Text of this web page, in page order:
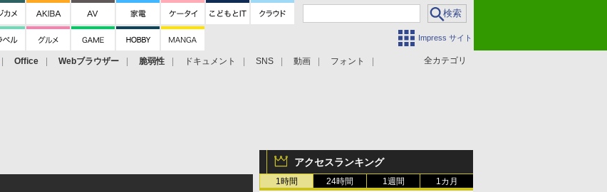
Impress サイト
全カテゴリ
Office Webブラウザー 脆弱性 ドキュメント SNS 動画 フォント
アクセスランキング
1時間 24時間 1週間 1カ月